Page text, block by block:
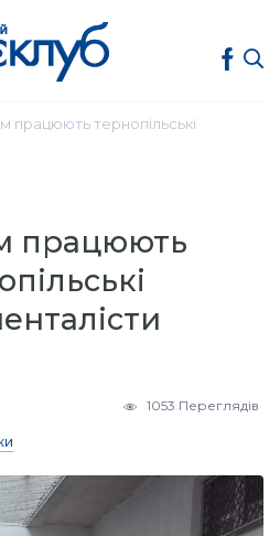
працюють тернопільські
працюють
1053 Переглядів